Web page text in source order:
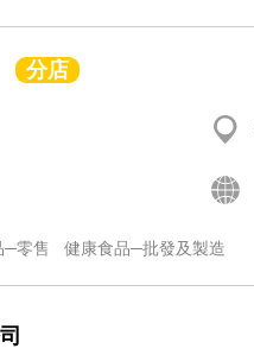
分店
─零售 健康食品─批發及製造